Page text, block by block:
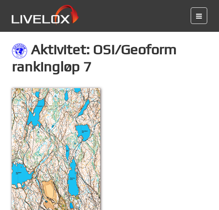
Aktivitet: OSI/Geoform
rankingløp 7